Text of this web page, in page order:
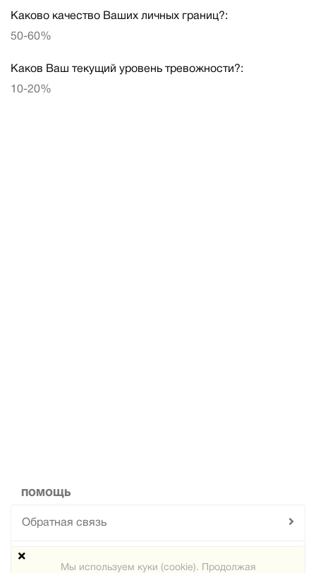
Каково качество Ваших личных границ?:
50-60%
Каков Ваш текущий уровень тревожности?:
10-20%
ПОМОЩЬ
Обратная связь
Техподдержка
Мы используем куки (cookie). Продолжая